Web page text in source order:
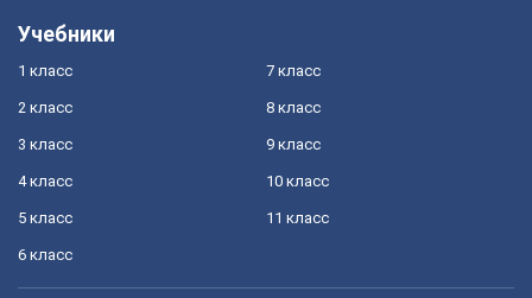
Учебники
1 класс
2 класс
3 класс
4 класс
5 класс
6 класс
7 класс
8 класс
9 класс
10 класс
11 класс